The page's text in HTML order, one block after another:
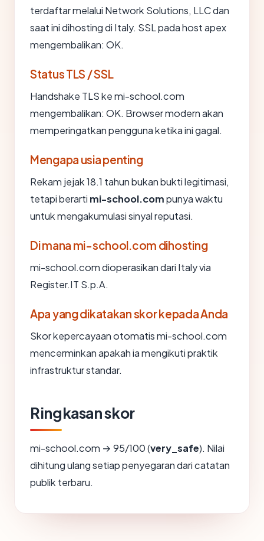
terdaftar melalui Network Solutions, LLC dan
saat ini dihosting di Italy. SSL pada host apex
mengembalikan: OK.
Status TLS / SSL
Handshake TLS ke mi-school.com
mengembalikan: OK. Browser modern akan
memperingatkan pengguna ketika ini gagal.
Mengapa usia penting
Rekam jejak 18.1 tahun bukan bukti legitimasi,
tetapi berarti mi-school.compunya waktu
untuk mengakumulasi sinyal reputasi.
Di mana mi-school.com dihosting
mi-school.com dioperasikan dari Italy via
Register.IT S.p.A.
Apa yang dikatakan skor kepada Anda
Skor kepercayaan otomatis mi-school.com
mencerminkan apakah ia mengikuti praktik
infrastruktur standar.
Ringkasan skor
mi-school.com → 95/100 (very_safe). Nilai
dihitung ulang setiap penyegaran dari catatan
publik terbaru.